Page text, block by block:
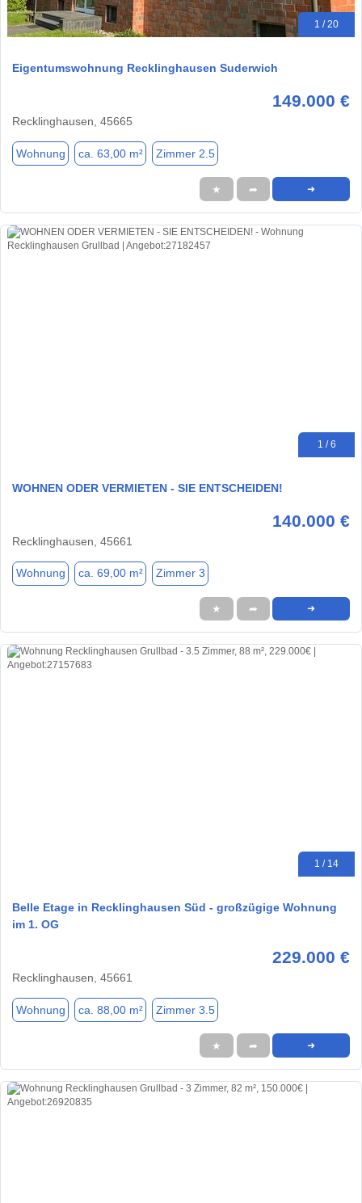
1 / 20
Eigentumswohnung Recklinghausen Suderwich
149.000 €
Recklinghausen, 45665
Wohnung ca. 63,00 m² Zimmer 2.5
★ ➦ ➜
1 / 6
WOHNEN ODER VERMIETEN - SIE ENTSCHEIDEN!
140.000 €
Recklinghausen, 45661
Wohnung ca. 69,00 m² Zimmer 3
★ ➦ ➜
1 / 14
Belle Etage in Recklinghausen Süd - großzügige Wohnung
im 1. OG
229.000 €
Recklinghausen, 45661
Wohnung ca. 88,00 m² Zimmer 3.5
★ ➦ ➜